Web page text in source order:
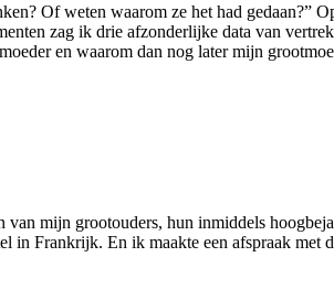
Of weten waarom ze het had gedaan?”
zag ik drie afzonderlijke data van
en waarom dan nog later mijn
mijn grootouders, hun inmiddels
Frankrijk. En ik maakte een afspraak met